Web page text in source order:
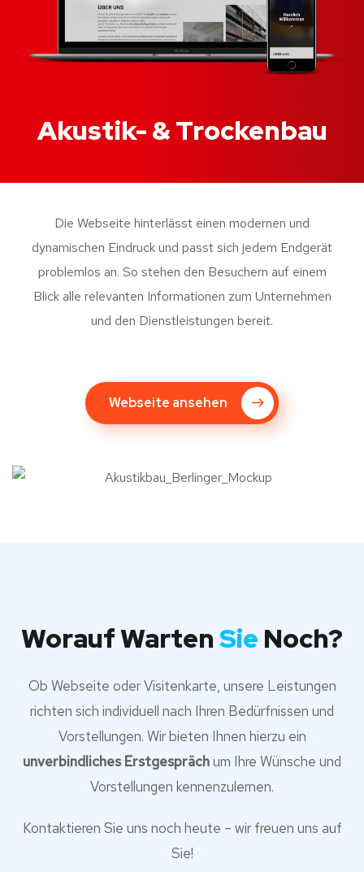
Akustik- & Trockenbau
Die Webseite hinterlässt einen modernen und
dynamischen Eindruck und passt sich jedem Endgerät
problemlos an. So stehen den Besuchern auf einem
Blick alle relevanten Informationen zum Unternehmen
und den Dienstleistungen bereit.
Webseite ansehen
Worauf WartenSie Noch?
Ob Webseite oder Visitenkarte, unsere Leistungen
richten sich individuell nach Ihren Bedürfnissen und
Vorstellungen. Wir bieten Ihnen hierzu ein
unverbindliches Erstgesprächum Ihre Wünsche und
Vorstellungen kennenzulernen.
Kontaktieren Sie uns noch heute – wir freuen uns auf
Sie!